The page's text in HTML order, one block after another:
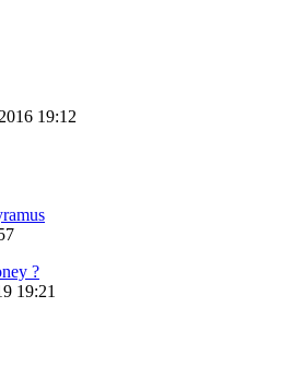
19:12
?
19:21